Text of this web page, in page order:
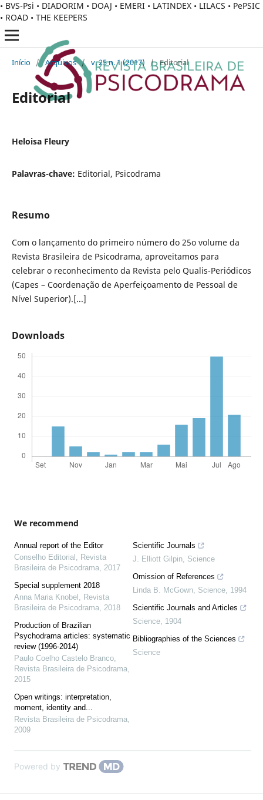
• BVS-Psi • DIADORIM • DOAJ • EMERI • LATINDEX • LILACS • PePSIC
• ROAD • THE KEEPERS
Início / Arquivos / v. 25 n. 1 (2017) / Editorial
Editorial
Heloisa Fleury
Palavras-chave: Editorial, Psicodrama
Resumo
Com o lançamento do primeiro número do 25o volume da
Revista Brasileira de Psicodrama, aproveitamos para
celebrar o reconhecimento da Revista pelo Qualis-Periódicos
(Capes – Coordenação de Aperfeiçoamento de Pessoal de
Nível Superior).[...]
Downloads
We recommend
Annual report of the Editor
Conselho Editorial , Revista
Brasileira de Psicodrama, 2017
Special supplement 2018
Anna Maria Knobel , Revista
Brasileira de Psicodrama, 2018
Production of Brazilian
Psychodrama articles: systematic
review (1996-2014)
Paulo Coelho Castelo Branco,
Revista Brasileira de Psicodrama,
2015
Open writings: interpretation,
moment, identity and...
Revista Brasileira de Psicodrama,
2009
Scientific Journals
J. Elliott Gilpin, Science
Omission of References
Linda B. McGown, Science, 1994
Scientific Journals and Articles
Science, 1904
Bibliographies of the Sciences
Science
Powered by